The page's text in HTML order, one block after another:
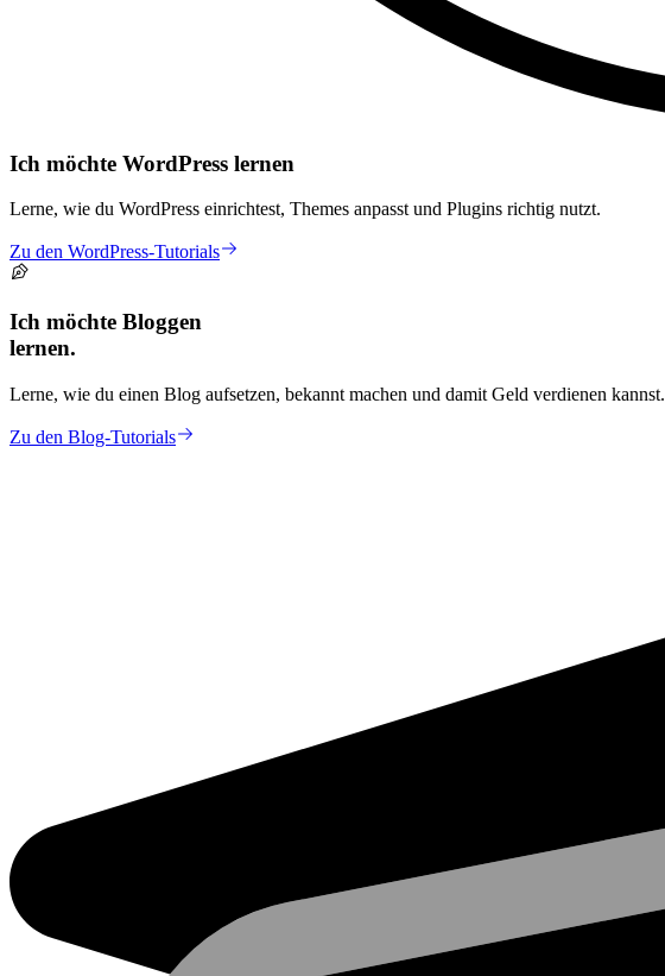
Ich möchte WordPress lernen
Lerne, wie du WordPress einrichtest, Themes anpasst und Plugins richtig nutzt.
Zu den WordPress-Tutorials
Ich möchte Bloggen
lernen.
Lerne, wie du einen Blog aufsetzen, bekannt machen und damit Geld verdienen kannst.
Zu den Blog-Tutorials